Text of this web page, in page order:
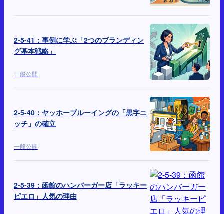
2-5-41：事例に学ぶ「2つのブランディン
グ基本戦略」
一般公開
2-5-40：ヤッホーブルーイングの「黒字ニ
ッチ」の確立
一般公開
2-5-39：函館のハンバーガー店「ラッキー
ピエロ」人気の理由